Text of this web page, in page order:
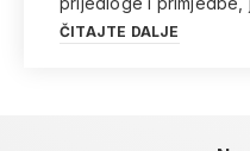
ČITAJTE DALJE